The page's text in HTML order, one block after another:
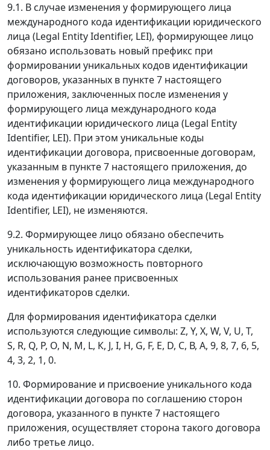
9.1. В случае изменения у формирующего лица
международного кода идентификации юридического
лица (Legal Entity Identifier, LEI), формирующее лицо
обязано использовать новый префикс при
формировании уникальных кодов идентификации
договоров, указанных в пункте 7 настоящего
приложения, заключенных после изменения у
формирующего лица международного кода
идентификации юридического лица (Legal Entity
Identifier, LEI). При этом уникальные коды
идентификации договора, присвоенные договорам,
указанным в пункте 7 настоящего приложения, до
изменения у формирующего лица международного
кода идентификации юридического лица (Legal Entity
Identifier, LEI), не изменяются.
9.2. Формирующее лицо обязано обеспечить
уникальность идентификатора сделки,
исключающую возможность повторного
использования ранее присвоенных
идентификаторов сделки.
Для формирования идентификатора сделки
используются следующие символы: Z, Y, X, W, V, U, T,
S, R, Q, Р, О, N, M, L, К, J, I, H, G, F, E, D, С, В, А, 9, 8, 7, 6, 5,
4, 3, 2, 1, 0.
10. Формирование и присвоение уникального кода
идентификации договора по соглашению сторон
договора, указанного в пункте 7 настоящего
приложения, осуществляет сторона такого договора
либо третье лицо.